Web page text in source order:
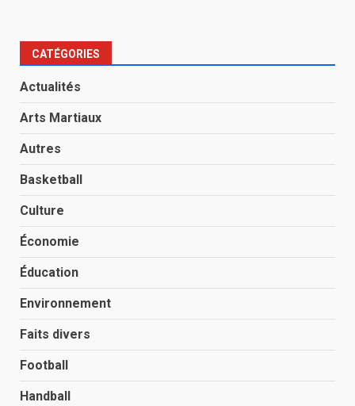
CATÉGORIES
Actualités
Arts Martiaux
Autres
Basketball
Culture
Économie
Éducation
Environnement
Faits divers
Football
Handball